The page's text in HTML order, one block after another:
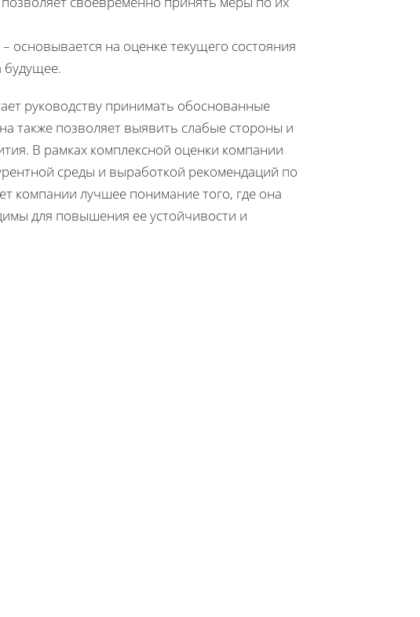
– основывается на оценке текущего состояния
руководству принимать обоснованные
также позволяет выявить слабые стороны и
В рамках комплексной оценки компании
среды и выработкой рекомендаций по
компании лучшее понимание того, где она
для повышения ее устойчивости и